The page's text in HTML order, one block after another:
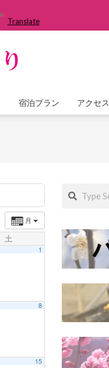
Translate
宿泊プラン アクセス
月
土
1
8
15
Search